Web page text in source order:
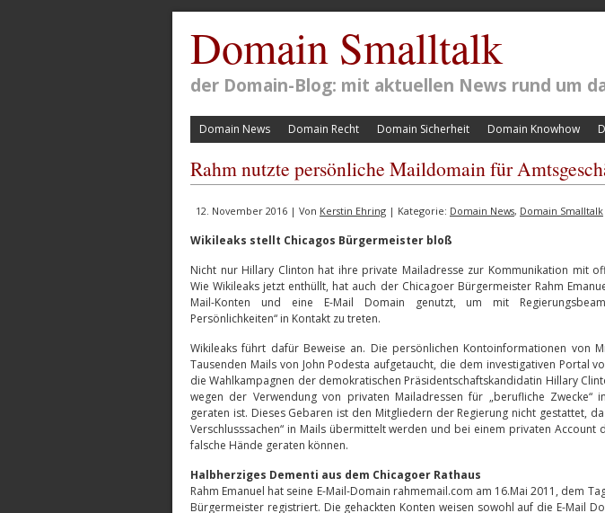
Domain Smalltalk
der Domain-Blog: mit aktuellen News rund um
Domain News Domain Recht Domain Sicherheit Domain Knowhow
Rahm nutzte persönliche Maildomain für
12. November 2016 | Von Kerstin Ehring | Kategorie: Domain News, Domain Smalltalk
Wikileaks stellt Chicagos Bürgermeister bloß
Nicht nur Hillary Clinton hat ihre private Mailadresse zur Kommunikation mit
Wie Wikileaks jetzt enthüllt, hat auch der Chicagoer Bürgermeister Rahm
Mail-Konten und eine E-Mail Domain genutzt, um mit
Persönlichkeiten“ in Kontakt zu treten.
Wikileaks führt dafür Beweise an. Die persönlichen Kontoinformationen von
Tausenden Mails von John Podesta aufgetaucht, die dem investigativen Portal
die Wahlkampagnen der demokratischen Präsidentschaftskandidatin Hillary
wegen der Verwendung von privaten Mailadressen für „berufliche Zwecke“
geraten ist. Dieses Gebaren ist den Mitgliedern der Regierung nicht gestattet,
Verschlusssachen“ in Mails übermittelt werden und bei einem privaten Account
falsche Hände geraten können.
Halbherziges Dementi aus dem Chicagoer Rathaus
Rahm Emanuel hat seine E-Mail-Domain rahmemail.com am 16.Mai 2011, dem
Bürgermeister registriert. Die gehackten Konten weisen sowohl auf die E-Mail